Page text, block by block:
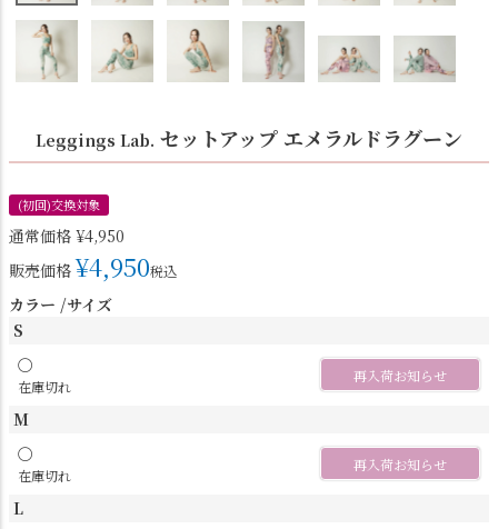
Leggings Lab. セットアップ エメラルドラグーン
(初回)交換対象
通常価格 ¥4,950
販売価格 ¥4,950税込
カラー サイズ
S
〇
在庫切れ
再入荷お知らせ
M
〇
在庫切れ
再入荷お知らせ
L